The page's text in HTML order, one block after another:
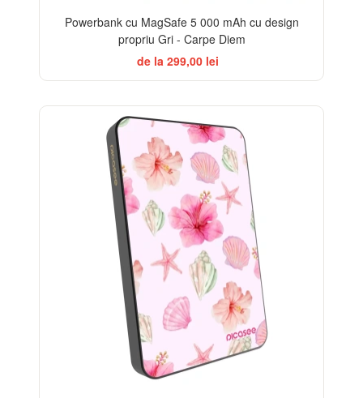
Powerbank cu MagSafe 5 000 mAh cu design
propriu Gri - Carpe Diem
de la 299,00 lei